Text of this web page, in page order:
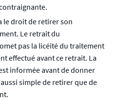
le droit de retirer son
Le retrait du
pas la licéité du traitement
effectué avant ce retrait. La
informée avant de donner
simple de retirer que de